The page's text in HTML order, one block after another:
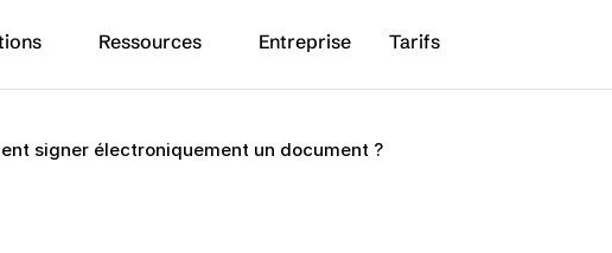
signer électroniquement un document ?
Ressources Entreprise Tarifs